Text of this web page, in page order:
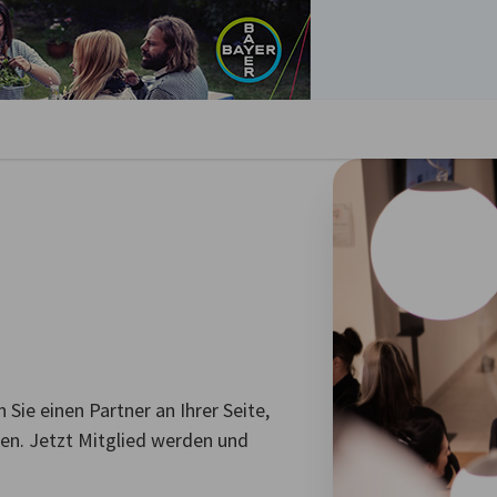
schließen
einen Partner an Ihrer Seite,
Jetzt Mitglied werden und